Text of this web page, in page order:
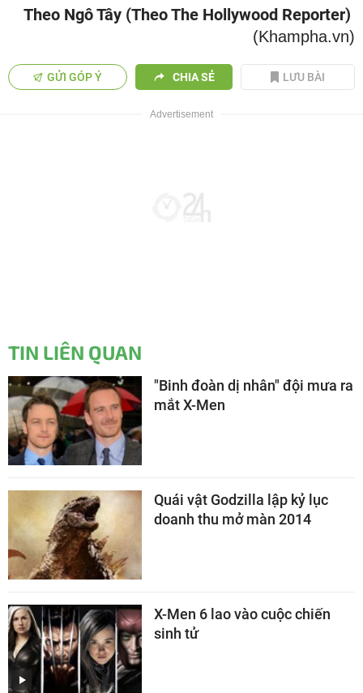
Theo Ngô Tây (Theo The Hollywood Reporter)
(Khampha.vn)
GỬI GÓP Ý CHIA SẺ LƯU BÀI
TIN LIÊN QUAN
"Binh đoàn dị nhân" đội mưa ra
mắt X-Men
Quái vật Godzilla lập kỷ lục
doanh thu mở màn 2014
X-Men 6 lao vào cuộc chiến
sinh tử